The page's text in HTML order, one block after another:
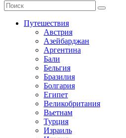
Путешествия
Австрия
Азейбарджан
Аргентина
Бали
Бельгия
Бразилия
Болгария
Египет
Великобритания
Вьетнам
Турция
Израиль